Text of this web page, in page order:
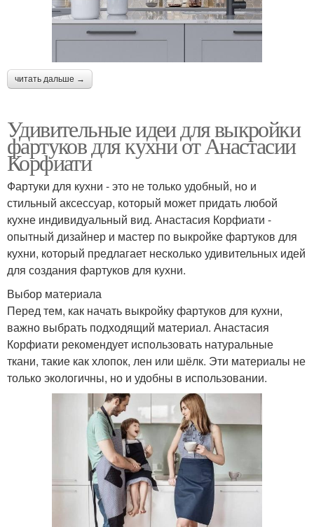
читать дальше →
Удивительные идеи для выкройки
фартуков для кухни от Анастасии
Корфиати
Фартуки для кухни - это не только удобный, но и
стильный аксессуар, который может придать любой
кухне индивидуальный вид. Анастасия Корфиати -
опытный дизайнер и мастер по выкройке фартуков для
кухни, который предлагает несколько удивительных идей
для создания фартуков для кухни.
Выбор материала
Перед тем, как начать выкройку фартуков для кухни,
важно выбрать подходящий материал. Анастасия
Корфиати рекомендует использовать натуральные
ткани, такие как хлопок, лен или шёлк. Эти материалы не
только экологичны, но и удобны в использовании.